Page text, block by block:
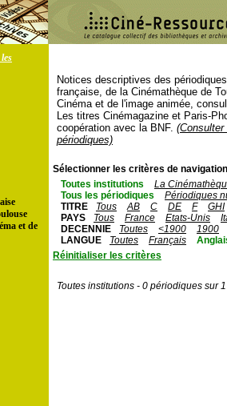
et de
Notices descriptives des
française, de la Cinémathèque de
Cinéma et de l'image animée,
Les titres Cinémagazine et Paris-
coopération avec la BNF.
périodiques)
Sélectionner les critères de
Toutes institutions
La
Tous les périodiques
Périodiques
TITRE
Tous AB C DE F
GHI
PAYS
Tous France Etats-Unis
DECENNIE
Toutes <1900
1900
LANGUE
Toutes Français
Réinitialiser les critères
Toutes institutions - 0 périodiques sur